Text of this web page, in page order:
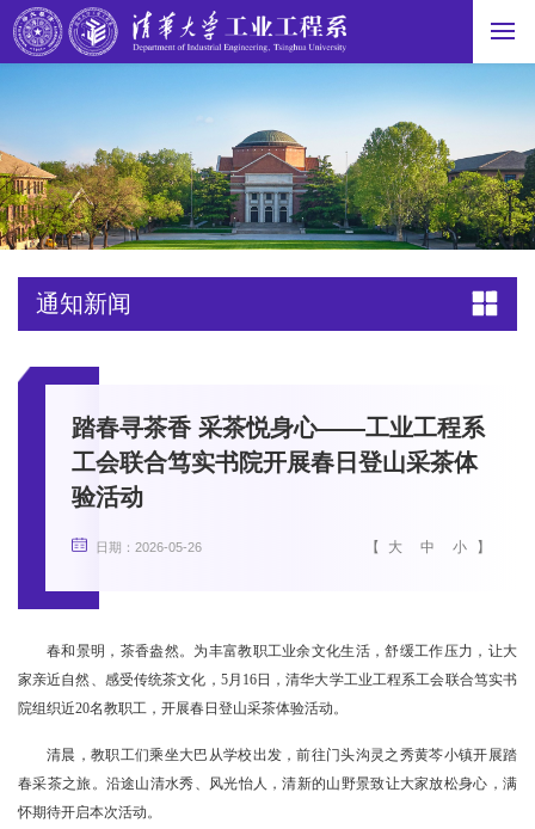
通知新闻
踏春寻茶香 采茶悦身心——工业工程系
工会联合笃实书院开展春日登山采茶体
验活动
日期：2026-05-26 【 大 中 小 】
春和景明，茶香盎然。为丰富教职工业余文化生活，舒缓工作压力，让大
家亲近自然、感受传统茶文化，5月16日，清华大学工业工程系工会联合笃实书
院组织近20名教职工，开展春日登山采茶体验活动。
清晨，教职工们乘坐大巴从学校出发，前往门头沟灵之秀黄芩小镇开展踏
春采茶之旅。沿途山清水秀、风光怡人，清新的山野景致让大家放松身心，满
怀期待开启本次活动。